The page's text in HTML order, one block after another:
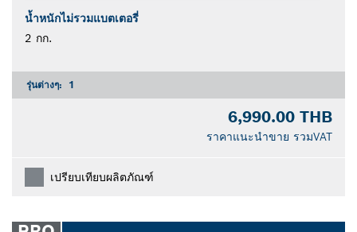
น้ำหนักไม่รวมแบตเตอรี่
2 กก.
รุ่นต่างๆ: 1
6,990.00 THB
ราคาแนะนำขาย รวมVAT
เปรียบเทียบผลิตภัณฑ์